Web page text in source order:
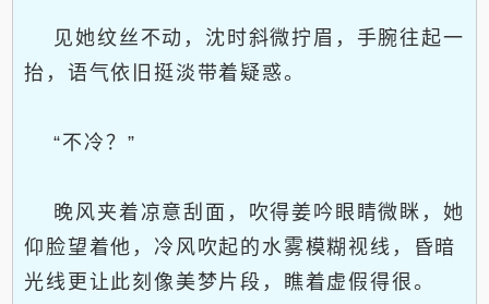
见她纹丝不动，沈时斜微拧眉，手腕往起一
抬，语气依旧挺淡带着疑惑。
“不冷？”
晚风夹着凉意刮面，吹得姜吟眼睛微眯，她
仰脸望着他，冷风吹起的水雾模糊视线，昏暗
光线更让此刻像美梦片段，瞧着虚假得很。